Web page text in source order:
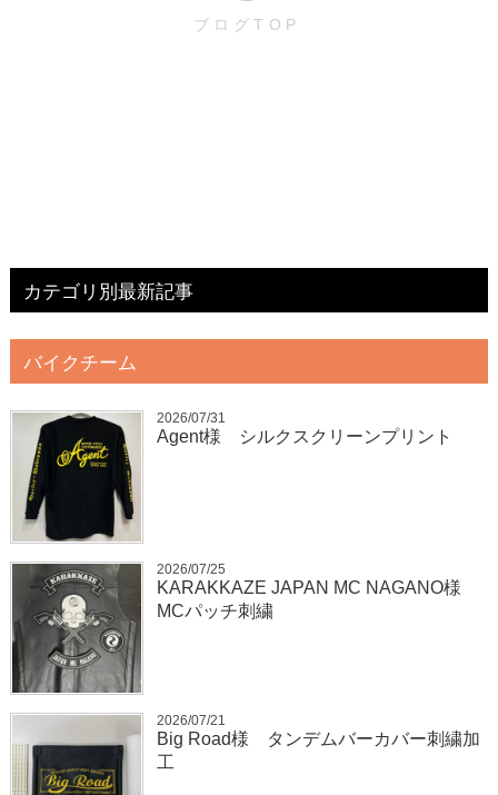
ブログTOP
カテゴリ別最新記事
バイクチーム
2026/07/31
Agent様 シルクスクリーンプリント
2026/07/25
KARAKKAZE JAPAN MC NAGANO様
MCパッチ刺繍
2026/07/21
Big Road様 タンデムバーカバー刺繍加
工